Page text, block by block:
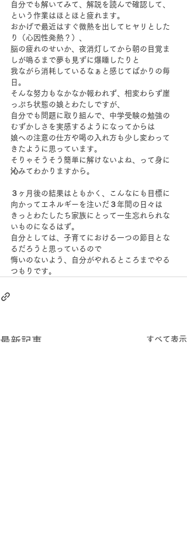
自分でも解いてみて、解説を読んで確認して、
という作業はほとほと疲れます。
おかげで最近はすぐ微熱を出してヒヤリとした
り（心因性発熱？）、
脳の疲れのせいか、夜消灯してから朝の目覚ま
しが鳴るまで夢も見ずに爆睡したりと
我ながら消耗しているなぁと感じてばかりの毎
日。
そんな努力もなかなか報われず、相変わらず崖
っぷち状態の娘とわたしですが、
自分でも問題に取り組んで、中学受験の勉強の
むずかしさを実感するようになってからは
娘への注意の仕方や喝の入れ方も少し変わって
きたように思っています。
そりゃそうそう簡単に解けないよね、って身に
沁みてわかりますから。
３ヶ月後の結果はともかく、こんなにも目標に
向かってエネルギーを注いだ３年間の日々は
きっとわたしたち家族にとって一生忘れられな
いものになるはず。
自分としては、子育てにおける一つの節目とな
るだろうと思っているので
悔いのないよう、自分がやれるところまでやる
つもりです。
最新記事 すべて表示